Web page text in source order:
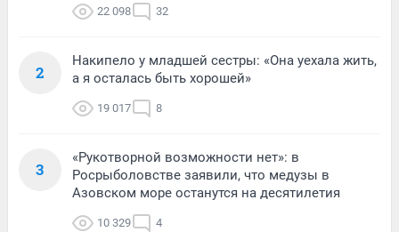
22 098 32
2
Накипело у младшей сестры: «Она уехала жить,
а я осталась быть хорошей»
19 017 8
3
«Рукотворной возможности нет»: в
Росрыболовстве заявили, что медузы в
Азовском море останутся на десятилетия
10 329 4